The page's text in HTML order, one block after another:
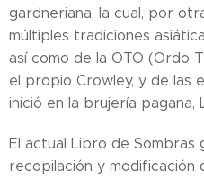
gardneriana, la cual, por
múltiples tradiciones
así como de la OTO (Ordo
el propio Crowley, y de las
inició en la brujería
El actual Libro de Sombras
recopilación y